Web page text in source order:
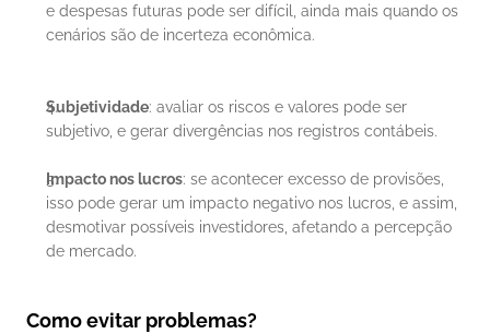
e despesas futuras pode ser difícil, ainda mais quando os
cenários são de incerteza econômica.
Subjetividade: avaliar os riscos e valores pode ser
subjetivo, e gerar divergências nos registros contábeis.
Impacto nos lucros: se acontecer excesso de provisões,
isso pode gerar um impacto negativo nos lucros, e assim,
desmotivar possíveis investidores, afetando a percepção
de mercado.
Como evitar problemas?